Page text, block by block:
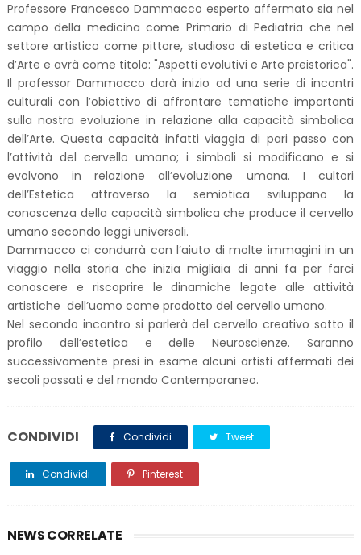
Professore Francesco Dammacco esperto affermato sia nel
campo della medicina come Primario di Pediatria che nel
settore artistico come pittore, studioso di estetica e critica
d’Arte e avrà come titolo: "Aspetti evolutivi e Arte preistorica".
Il professor Dammacco darà inizio ad una serie di incontri
culturali con l’obiettivo di affrontare tematiche importanti
sulla nostra evoluzione in relazione alla capacità simbolica
dell’Arte. Questa capacità infatti viaggia di pari passo con
l’attività del cervello umano; i simboli si modificano e si
evolvono in relazione all’evoluzione umana. I cultori
dell’Estetica attraverso la semiotica sviluppano la
conoscenza della capacità simbolica che produce il cervello
umano secondo leggi universali.
Dammacco ci condurrà con l’aiuto di molte immagini in un
viaggio nella storia che inizia migliaia di anni fa per farci
conoscere e riscoprire le dinamiche legate alle attività
artistiche dell’uomo come prodotto del cervello umano.
Nel secondo incontro si parlerà del cervello creativo sotto il
profilo dell’estetica e delle Neuroscienze. Saranno
successivamente presi in esame alcuni artisti affermati dei
secoli passati e del mondo Contemporaneo.
CONDIVIDI Condividi Tweet
Condividi Pinterest
NEWS CORRELATE